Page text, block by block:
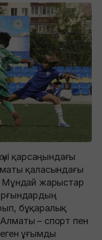
қарсаңындағы
қаласындағы
Мұндай жарыстар
бұқаралық
– спорт пен
ұғымды